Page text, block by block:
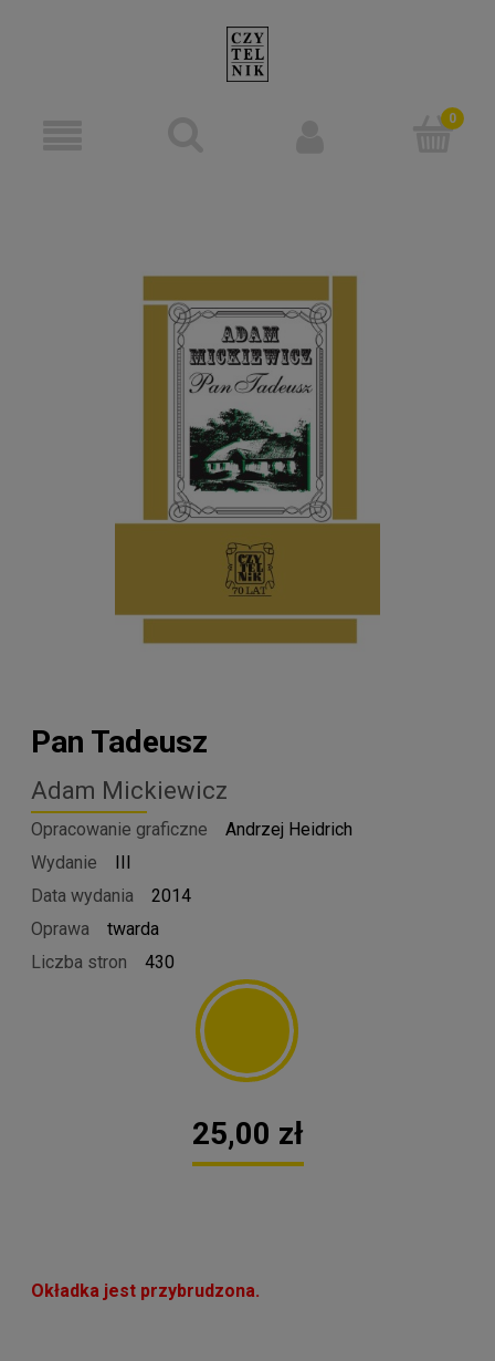
Pan Tadeusz
Adam Mickiewicz
Opracowanie graficzne
Andrzej Heidrich
Wydanie
III
Data wydania
2014
Oprawa
twarda
Liczba stron
430
25,00 zł
Okładka jest przybrudzona.